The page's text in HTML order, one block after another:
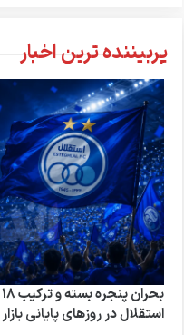
پربیننده ترین اخبار
استقلال در روزهای پایانی بازار